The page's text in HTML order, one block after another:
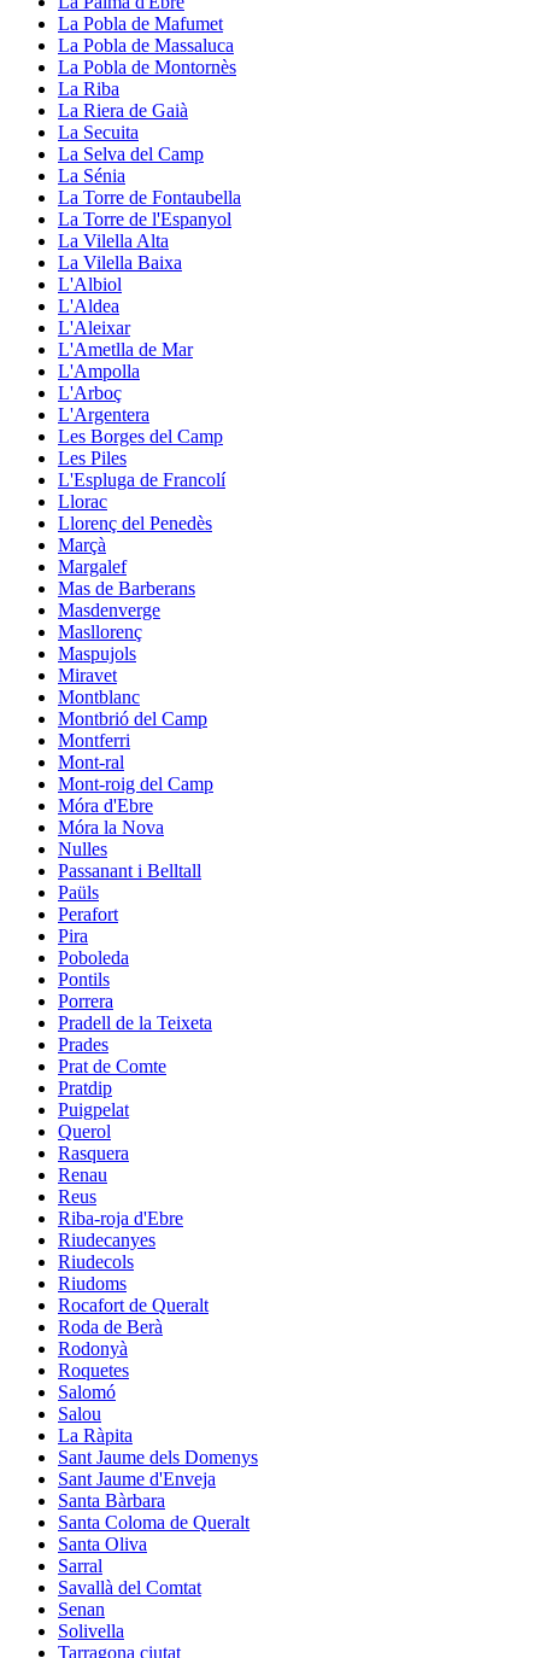
La Pobla de Mafumet
La Pobla de Massaluca
La Pobla de Montornès
La Riba
La Riera de Gaià
La Secuita
La Selva del Camp
La Sénia
La Torre de Fontaubella
La Torre de l'Espanyol
La Vilella Alta
La Vilella Baixa
L'Albiol
L'Aldea
L'Aleixar
L'Ametlla de Mar
L'Ampolla
L'Arboç
L'Argentera
Les Borges del Camp
Les Piles
L'Espluga de Francolí
Llorac
Llorenç del Penedès
Marçà
Margalef
Mas de Barberans
Masdenverge
Masllorenç
Maspujols
Miravet
Montblanc
Montbrió del Camp
Montferri
Mont-ral
Mont-roig del Camp
Móra d'Ebre
Móra la Nova
Nulles
Passanant i Belltall
Paüls
Perafort
Pira
Poboleda
Pontils
Porrera
Pradell de la Teixeta
Prades
Prat de Comte
Pratdip
Puigpelat
Querol
Rasquera
Renau
Reus
Riba-roja d'Ebre
Riudecanyes
Riudecols
Riudoms
Rocafort de Queralt
Roda de Berà
Rodonyà
Roquetes
Salomó
Salou
La Ràpita
Sant Jaume dels Domenys
Sant Jaume d'Enveja
Santa Bàrbara
Santa Coloma de Queralt
Santa Oliva
Sarral
Savallà del Comtat
Senan
Solivella
Tarragona ciutat